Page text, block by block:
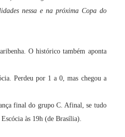
nessa e na próxima Copa do
O histórico também aponta
Perdeu por 1 a 0, mas chegou a
final do grupo C. Afinal, se tudo
às 19h (de Brasília).